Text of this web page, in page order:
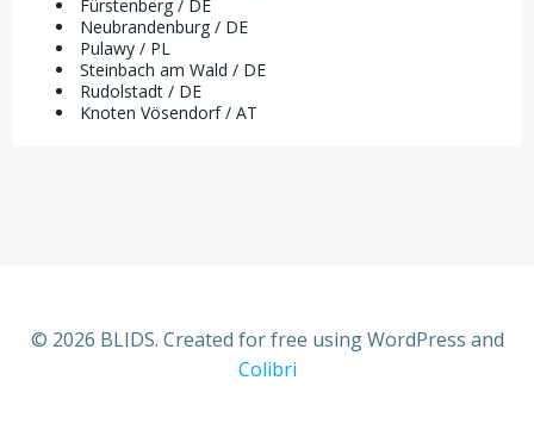
Fürstenberg / DE
Neubrandenburg / DE
Pulawy / PL
Steinbach am Wald / DE
Rudolstadt / DE
Knoten Vösendorf / AT
© 2026 BLIDS. Created for free using WordPress and
Colibri